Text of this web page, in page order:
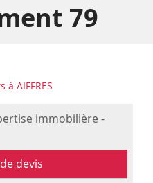
79
à AIFFRES
immobilière -
devis